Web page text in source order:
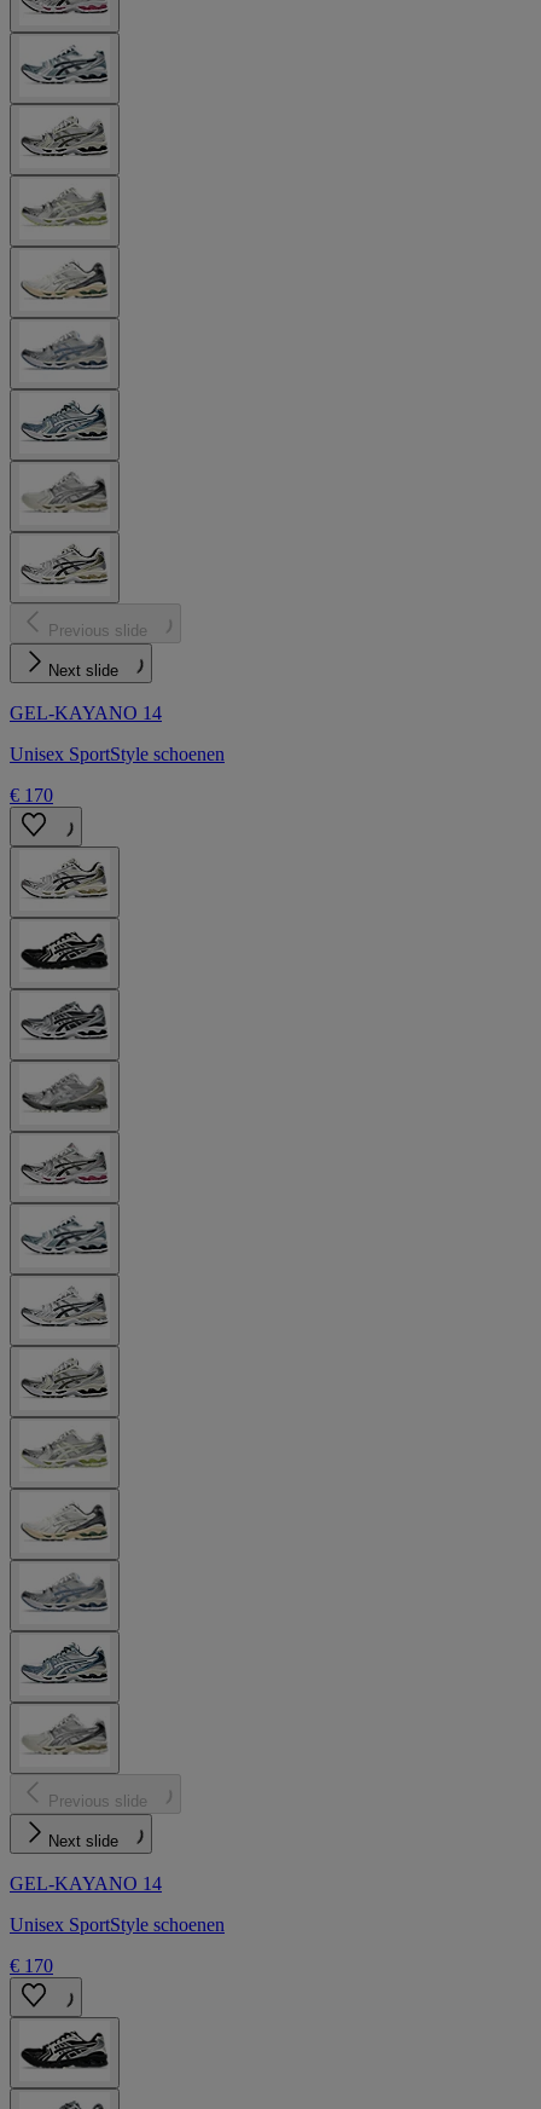
Previous slide
Next slide
GEL-KAYANO 14
Unisex SportStyle schoenen
€ 170
Previous slide
Next slide
GEL-KAYANO 14
Unisex SportStyle schoenen
€ 170